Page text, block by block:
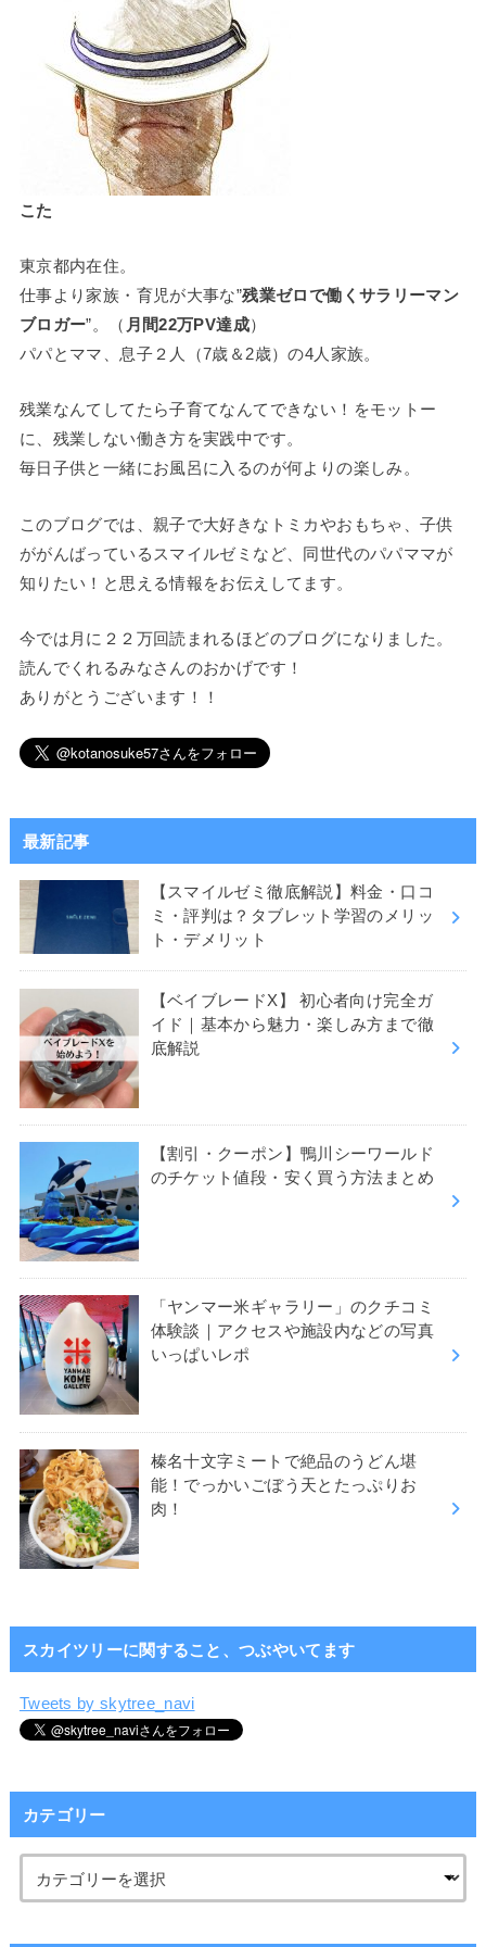
こた
東京都内在住。
仕事より家族・育児が大事な”残業ゼロで働くサラリーマン
ブロガー”。（ 月間22万PV達成）
パパとママ、息子２人（7歳＆2歳）の4人家族。
残業なんてしてたら子育てなんてできない！をモットー
に、残業しない働き方を実践中です。
毎日子供と一緒にお風呂に入るのが何よりの楽しみ。
このブログでは、親子で大好きなトミカやおもちゃ、子供
ががんばっているスマイルゼミなど、同世代のパパママが
知りたい！と思える情報をお伝えしてます。
今では月に２２万回読まれるほどのブログになりました。
読んでくれるみなさんのおかげです！
ありがとうございます！！
最新記事
【スマイルゼミ徹底解説】料金・口コ
ミ・評判は？タブレット学習のメリッ
ト・デメリット
【ベイブレードX】 初心者向け完全ガ
イド｜基本から魅力・楽しみ方まで徹
底解説
【割引・クーポン】鴨川シーワールド
のチケット値段・安く買う方法まとめ
「ヤンマー米ギャラリー」のクチコミ
体験談｜アクセスや施設内などの写真
いっぱいレポ
榛名十文字ミートで絶品のうどん堪
能！でっかいごぼう天とたっぷりお
肉！
スカイツリーに関すること、つぶやいてます
Tweets by skytree_navi
カテゴリー